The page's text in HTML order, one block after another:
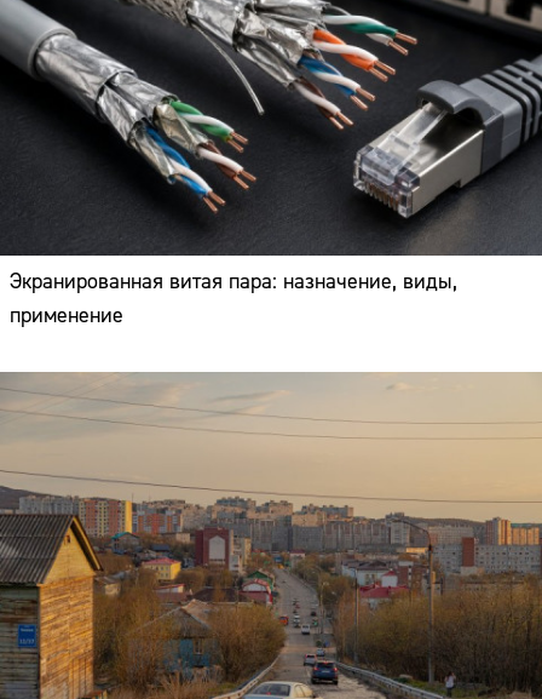
Экранированная витая пара: назначение, виды,
применение